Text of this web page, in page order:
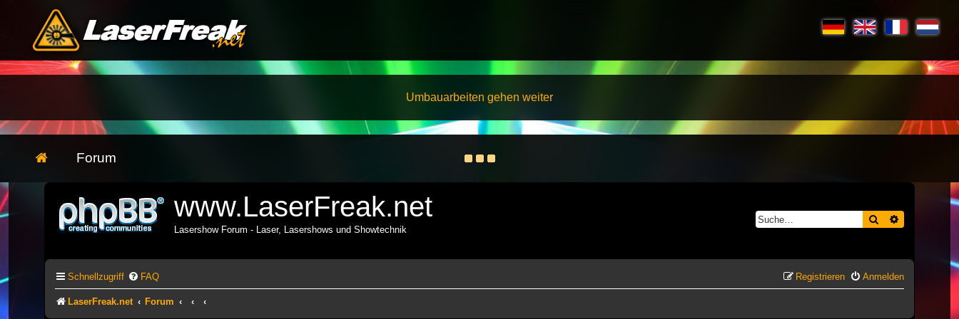
Umbauarbeiten gehen weiter
Forum
www.LaserFreak.net
Lasershow Forum - Laser, Lasershows und Showtechnik
Suche
Schnellzugriff FAQ Anmelden
Registrieren
LaserFreak.net Forum